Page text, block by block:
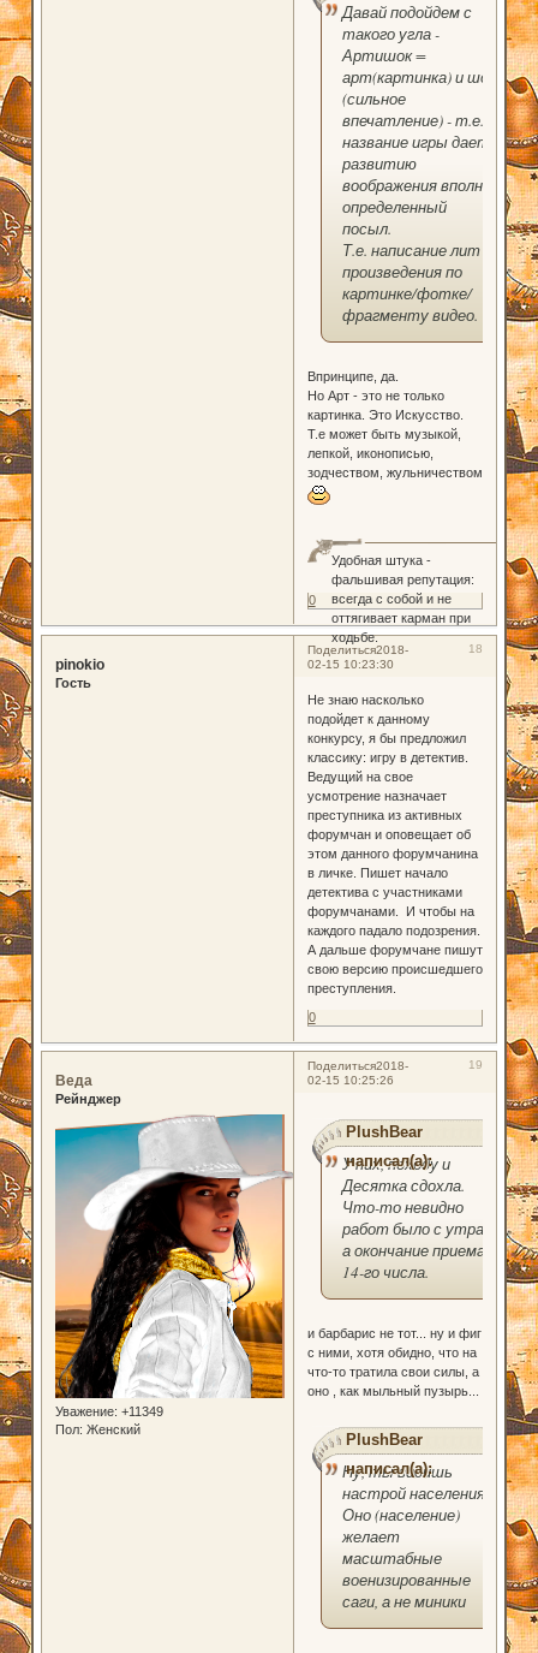
Давай подойдем с
такого угла -
Артишок =
арт(картинка) и шок
(сильное
впечатление) - т.е.
название игры дает
развитию
воображения вполне
определенный
посыл.
Т.е. написание лит
произведения по
картинке/фотке/
фрагменту видео.
Впринципе, да.
Но Арт - это не только
картинка. Это Искусство.
Т.е может быть музыкой,
лепкой, иконописью,
зодчеством, жульничеством
Удобная штука -
фальшивая репутация:
всегда с собой и не
оттягивает карман при
ходьбе.
0
Поделиться 18
2018-
02-15 10:23:30
pinokio
Гость
Не знаю насколько
подойдет к данному
конкурсу, я бы предложил
классику: игру в детектив.
Ведущий на свое
усмотрение назначает
преступника из активных
форумчан и оповещает об
этом данного форумчанина
в личке. Пишет начало
детектива с участниками
форумчанами. И чтобы на
каждого падало подозрения.
А дальше форумчане пишут
свою версию происшедшего
преступления.
0
Поделиться 19
2018-
02-15 10:25:26
Веда
Рейнджер
Уважение: +11349
Пол: Женский
PlushBear
написал(а):
У них, походу и
Десятка сдохла.
Что-то невидно
работ было с утра,
а окончание приема
14-го числа.
и барбарис не тот... ну и фиг
с ними, хотя обидно, что на
что-то тратила свои силы, а
оно , как мыльный пузырь...
PlushBear
написал(а):
Ну, ты видишь
настрой населения?
Оно (население)
желает
масштабные
военизированные
саги, а не миники